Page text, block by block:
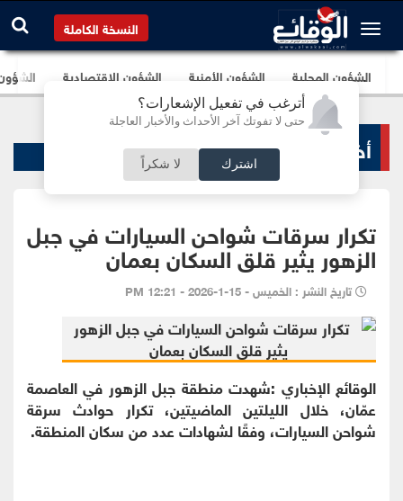
أترغب في تفعيل الإشعارات؟
حتى لا تفوتك آخر الأحداث والأخبار العاجلة
اشترك لا شكراً
النسخة الكاملة
الشؤون المحلية الشؤون الأمنية الشؤون الإقتصادية
أخبار خاصة
تكرار سرقات شواحن السيارات في جبل
الزهور يثير قلق السكان بعمان
تاريخ النشر : الخميس - 15-1-2026 - 12:21 PM
الوقائع الإخباري :شهدت منطقة جبل الزهور في العاصمة
عمّان، خلال الليلتين الماضيتين، تكرار حوادث سرقة
شواحن السيارات، وفقًا لشهادات عدد من سكان المنطقة.